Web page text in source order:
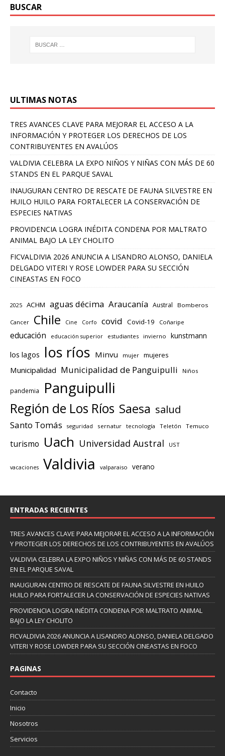
BUSCAR
ULTIMAS NOTAS
TRES AVANCES CLAVE PARA MEJORAR EL ACCESO A LA
INFORMACIÓN Y PROTEGER LOS DERECHOS DE LOS
CONTRIBUYENTES EN AVALÚOS
VALDIVIA CELEBRA LA EXPO NIÑOS Y NIÑAS CON MÁS DE 60
STANDS EN EL PARQUE SAVAL
INAUGURAN CENTRO DE RESCATE DE FAUNA SILVESTRE EN
HUILO HUILO PARA FORTALECER LA CONSERVACIÓN DE
ESPECIES NATIVAS
PROVIDENCIA LOGRA INÉDITA CONDENA POR MALTRATO
ANIMAL BAJO LA LEY CHOLITO
FICVALDIVIA 2026 ANUNCIA A LISANDRO ALONSO, DANIELA
DELGADO VITERI Y ROSE LOWDER PARA SU SECCIÓN
CINEASTAS EN FOCO
2025 ACHM aguas décima Araucanía Austral Bomberos
Cancer Chile Cine Corfo covid Covid-19 Coñaripe
educación educación superior estudiantes invierno kunstmann
los lagos los ríos Minvu mujer mujeres
Municipalidad Municipalidad de Panguipulli Niños
pandemia Panguipulli
Región de Los Ríos Saesa salud
Santo Tomás seguridad sernatur tecnología Teletón Temuco
turismo Uach Universidad Austral UST
vacaciones Valdivia valparaiso verano
ENTRADAS RECIENTES
TRES AVANCES CLAVE PARA MEJORAR EL ACCESO A LA INFORMACIÓN
Y PROTEGER LOS DERECHOS DE LOS CONTRIBUYENTES EN AVALÚOS
VALDIVIA CELEBRA LA EXPO NIÑOS Y NIÑAS CON MÁS DE 60 STANDS
EN EL PARQUE SAVAL
INAUGURAN CENTRO DE RESCATE DE FAUNA SILVESTRE EN HUILO
HUILO PARA FORTALECER LA CONSERVACIÓN DE ESPECIES NATIVAS
PROVIDENCIA LOGRA INÉDITA CONDENA POR MALTRATO ANIMAL
BAJO LA LEY CHOLITO
FICVALDIVIA 2026 ANUNCIA A LISANDRO ALONSO, DANIELA DELGADO
VITERI Y ROSE LOWDER PARA SU SECCIÓN CINEASTAS EN FOCO
PAGINAS
Contacto
Inicio
Nosotros
Servicios